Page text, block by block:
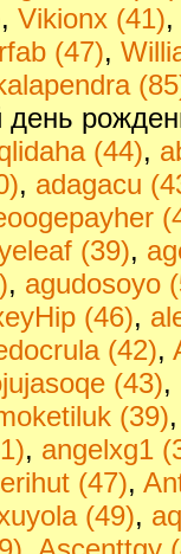
, Vikionx (41),
(47),
(44),
, adagacu
(39),
, agudosoyo
(46),
(42),
(43),
(39)
, angelxg1
(47),
(49),